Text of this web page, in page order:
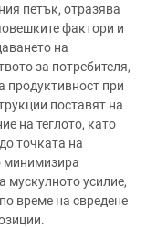
петък, отразява
фактори и
на
за потребителя,
продуктивност при
поставят на
на теглото, като
точката на
минимизира
мускулното усилие,
време на свредене